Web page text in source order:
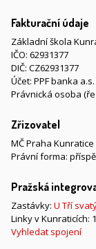
Fakturační údaje
Základní škola
IČO: 62931377
DIČ: CZ62931377
Účet: PPF banka
Právnická osoba
Zřizovatel
MČ Praha Kunratice
Právní forma:
Pražská
Zastávky: U Tří
Linky v Kunraticích:
Vyhledat spojení